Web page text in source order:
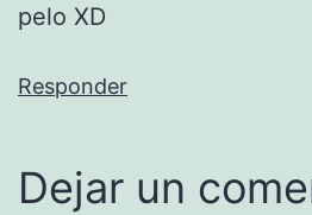
pelo XD
Responder
Dejar un